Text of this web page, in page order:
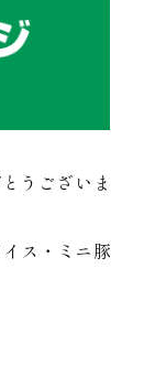
うございま
ス・ミニ豚